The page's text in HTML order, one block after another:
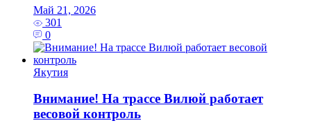
Май 21, 2026
301
0
Якутия
Внимание! На трассе Вилюй работает
весовой контроль